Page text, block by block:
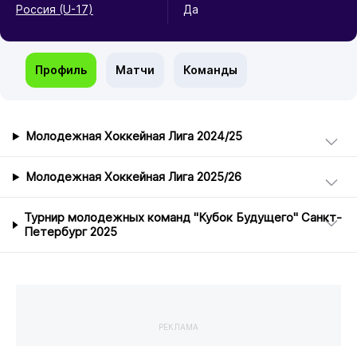
Россия (U-17) Да
Профиль Матчи Команды
Молодежная Хоккейная Лига 2024/25
Молодежная Хоккейная Лига 2025/26
Турнир молодежных команд "Кубок Будущего" Санкт-
Петербург 2025
РЕКЛАМА